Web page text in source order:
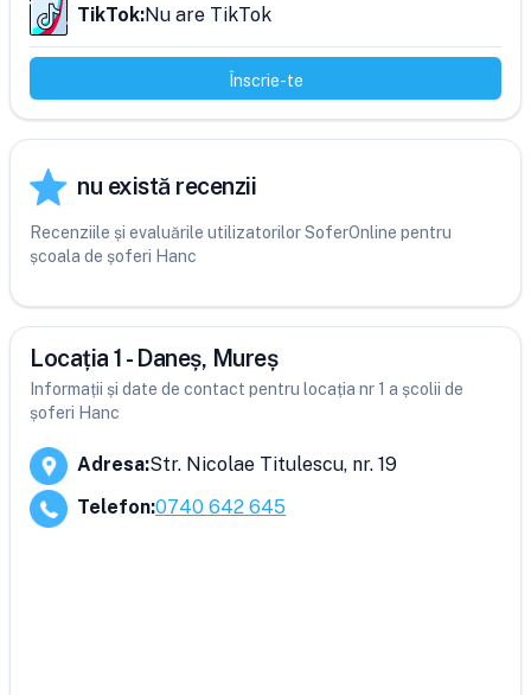
TikTok:Nu are TikTok
Înscrie-te
nu există recenzii
Recenziile și evaluările utilizatorilor SoferOnline pentru
școala de șoferi Hanc
Locația 1 - Daneș, Mureș
Informații și date de contact pentru locația nr 1 a școlii de
șoferi Hanc
Adresa:Str. Nicolae Titulescu, nr. 19
Telefon:0740 642 645